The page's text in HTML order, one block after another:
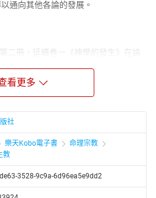
通向其他各論的發展。
二冊，延續卷一《神學的發生》在論
剖析。
中，處於舉重若輕、十分關鍵宛如中
先要找到一個適當的施力點；而基督
德點，藉由它舉起、揭示其他所有的
引導我們認識這位自我啓示的三一真
好、認識神並與神同行，展開「神
由基督，我們才認識自己在神面前的
看更多
社
樂天Kobo電子書
命理宗教
教
3528-9c9a-6d96ea5e9dd2